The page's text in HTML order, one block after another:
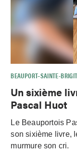
BEAUPORT–SAINTE-
Un sixième
Pascal Huot
Le Beauportois
son sixième livre,
murmure son cri.